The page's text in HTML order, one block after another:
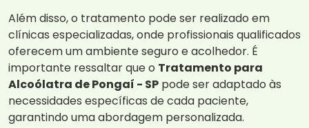
Além disso, o tratamento pode ser realizado em
clínicas especializadas, onde profissionais qualificados
oferecem um ambiente seguro e acolhedor. É
importante ressaltar que o Tratamento para
Alcoólatra de Pongaí - SP pode ser adaptado às
necessidades específicas de cada paciente,
garantindo uma abordagem personalizada.